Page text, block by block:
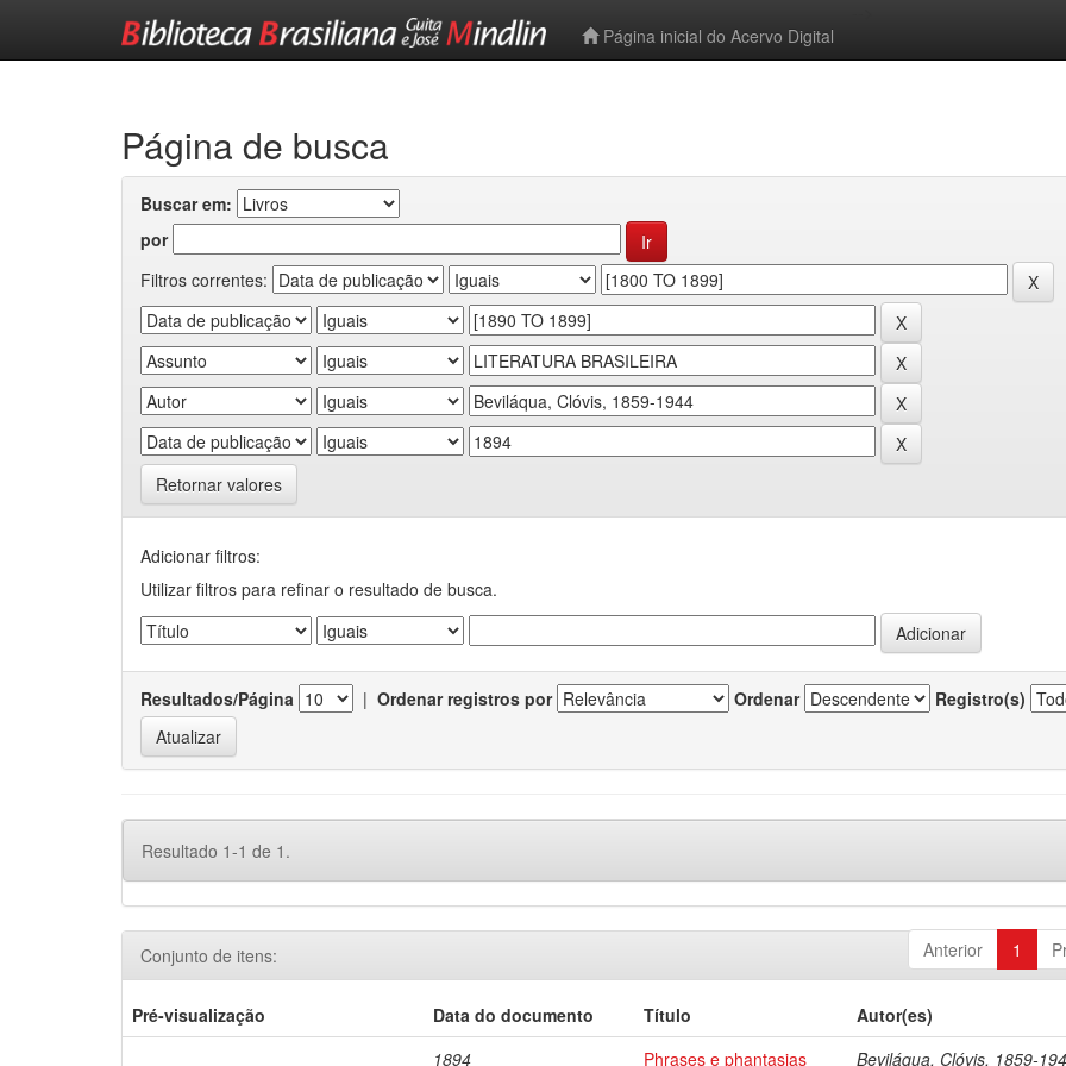
Página inicial do Acervo Digital
Página de busca
Buscar em:
por
Filtros correntes:
Retornar valores
Adicionar filtros:
Utilizar filtros para refinar o resultado de busca.
Resultados/Página | Ordenar registros por Ordenar Registro(s)
Resultado 1-1 de 1.
Anterior 1
Conjunto de itens:
Pré-visualização Data do documento Título
Autor(es)
1894
Phrases e phantasias Beviláqua, Clóvis, 1859-